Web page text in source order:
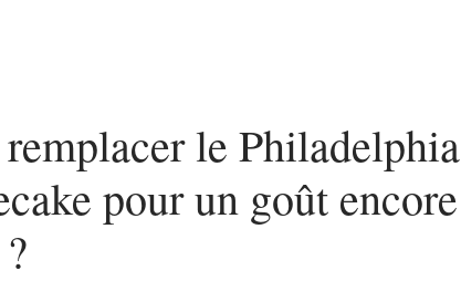
le
pour un goût encore